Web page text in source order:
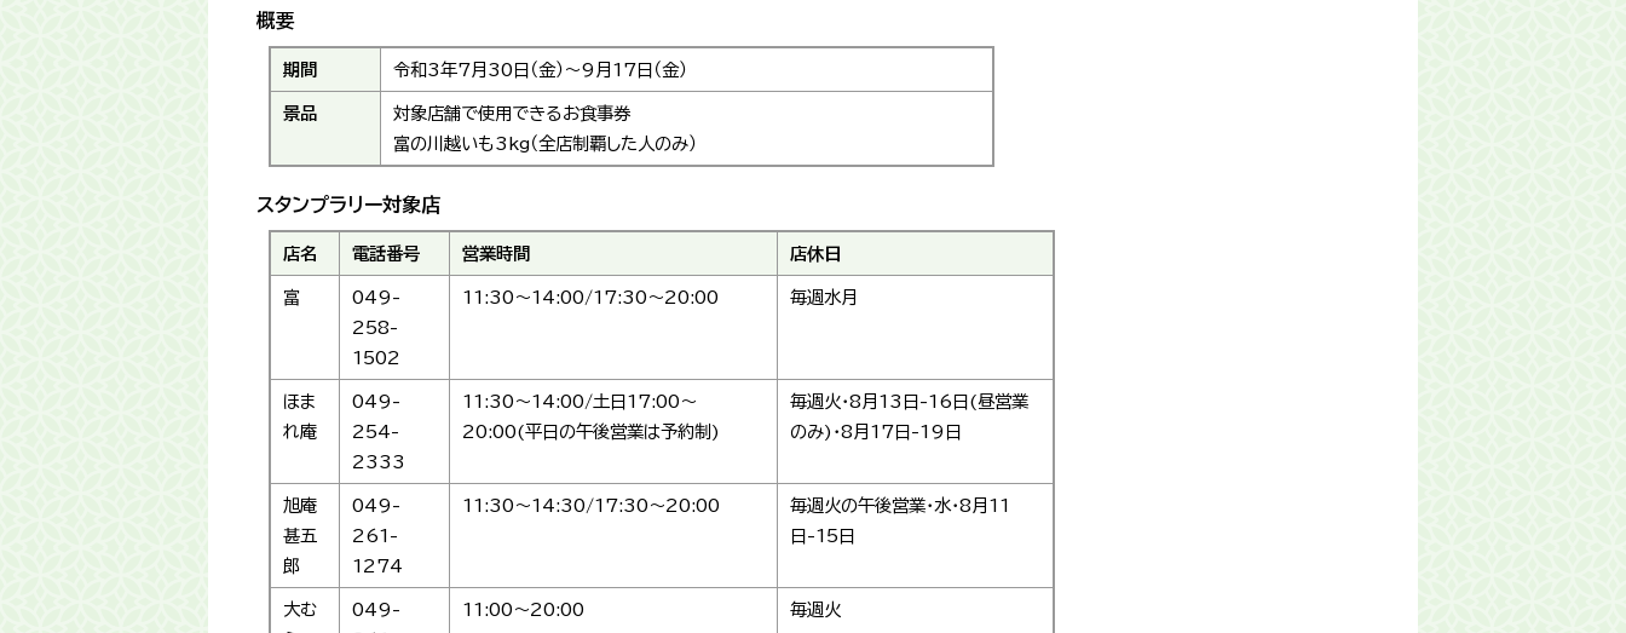
概要
期間 令和3年7月30日（金）～9月17日（金）
景品
対象店舗で使用できるお食事券
富の川越いも3kg（全店制覇した人のみ）
スタンプラリー対象店
店名 電話番号 営業時間 店休日
富
049-
258-
1502
11:30～14:00/17:30～20:00 毎週水月
ほま
れ庵
049-
254-
2333
11:30～14:00/土日17:00～
20:00(平日の午後営業は予約制)
毎週火・8月13日-16日(昼営業
のみ)・8月17日-19日
旭庵
甚五
郎
049-
261-
1274
11:30～14:30/17:30～20:00
毎週火の午後営業・水・8月11
日-15日
大む
049-
11:00～20:00 毎週火